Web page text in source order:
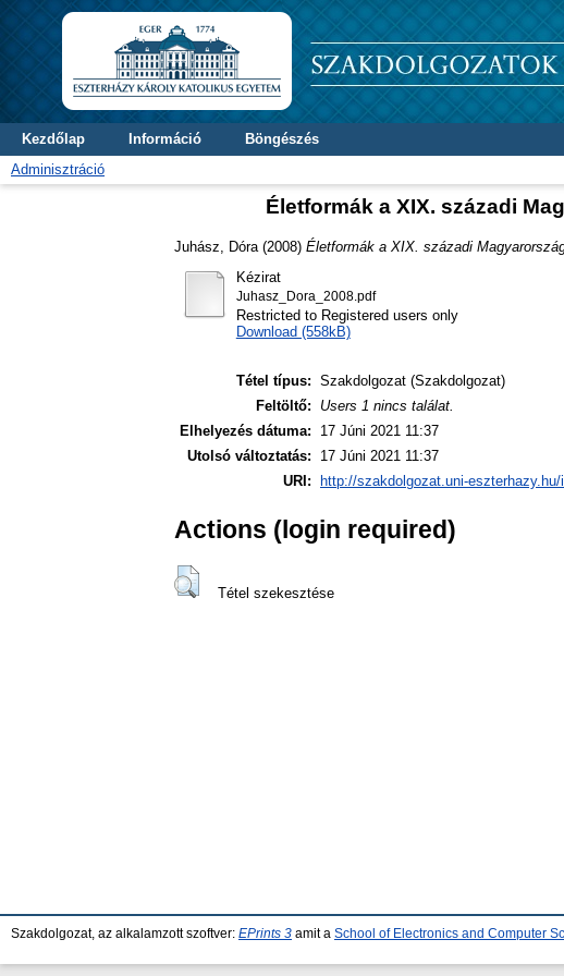
Kezdőlap Információ
Böngészés
Adminisztráció
Életformák a XIX. századi
Juhász, Dóra (2008) Életformák a XIX. századi
Kézirat
Juhasz_Dora_2008.pdf
Restricted to Registered users only
Download (558kB)
Tétel típus: Szakdolgozat (Szakdolgozat)
Feltöltő:
Users 1 nincs találat.
Elhelyezés dátuma:
17 Júni 2021 11:37
Utolsó változtatás:
17 Júni 2021 11:37
URI:
http://szakdolgozat.uni-
Actions (login required)
Tétel szekesztése
Szakdolgozat, az alkalamzott szoftver: EPrints 3 amit a School of Electronics and Computer